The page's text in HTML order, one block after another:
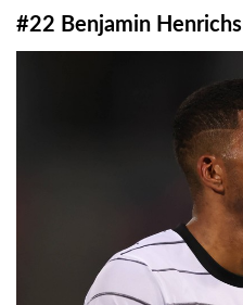
#22 Benjamin Henrichs